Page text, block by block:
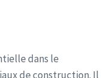
dans le
de construction. Il